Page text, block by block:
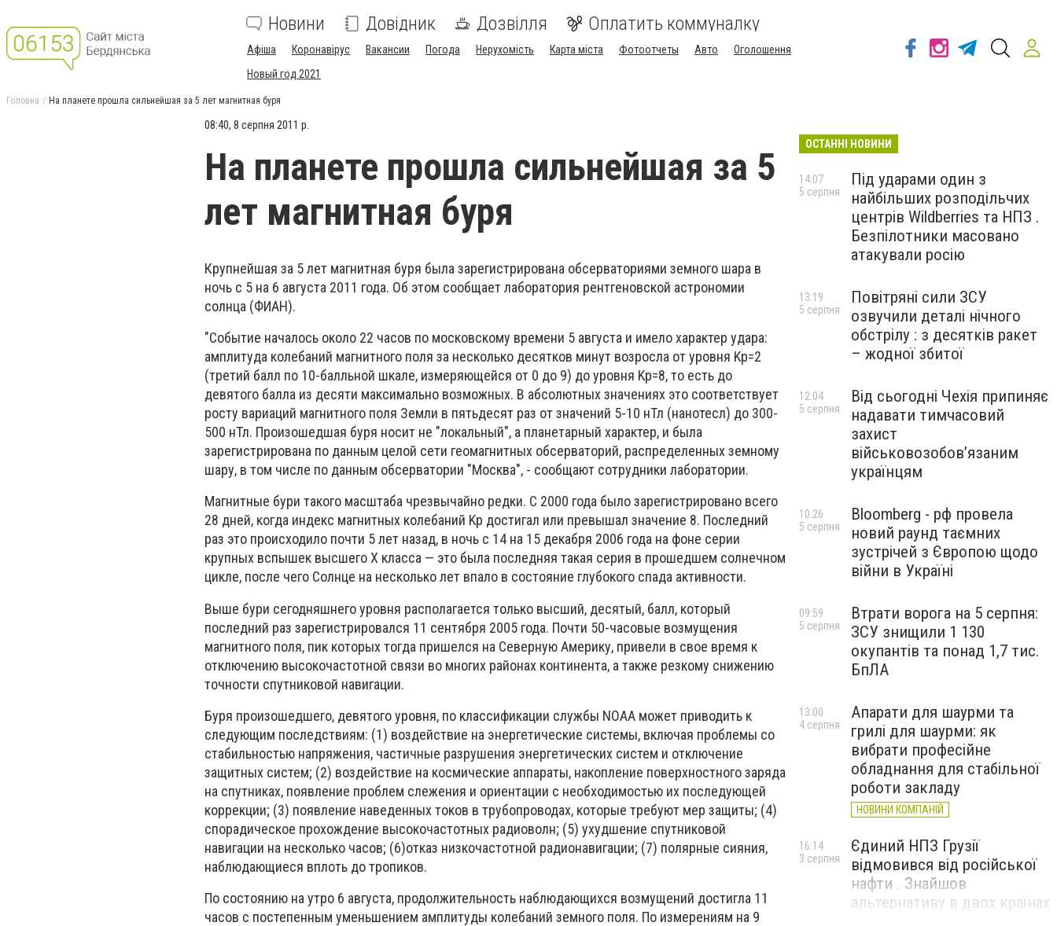
Новини Довідник Дозвілля Оплатить коммуналку
Афіша Коронавірус Вакансии Погода Нерухомість Карта міста Фотоотчеты Авто
Оголошення
Новый год 2021
Головна На планете прошла сильнейшая за 5 лет магнитная буря
08:40, 8 серпня 2011 р.
На планете прошла сильнейшая за 5
лет магнитная буря
Крупнейшая за 5 лет магнитная буря была зарегистрирована обсерваториями земного шара в
ночь с 5 на 6 августа 2011 года. Об этом сообщает лаборатория рентгеновской астрономии
солнца (ФИАН).
"Событие началось около 22 часов по московскому времени 5 августа и имело характер удара:
амплитуда колебаний магнитного поля за несколько десятков минут возросла от уровня Kp=2
(третий балл по 10-балльной шкале, измеряющейся от 0 до 9) до уровня Kp=8, то есть до
девятого балла из десяти максимально возможных. В абсолютных значениях это соответствует
росту вариаций магнитного поля Земли в пятьдесят раз от значений 5-10 нТл (нанотесл) до 300-
500 нТл. Произошедшая буря носит не "локальный", а планетарный характер, и была
зарегистрирована по данным целой сети геомагнитных обсерваторий, распределенных земному
шару, в том числе по данным обсерватории "Москва" , - сообщают сотрудники лаборатории.
Магнитные бури такого масштаба чрезвычайно редки. С 2000 года было зарегистрировано всего
28 дней, когда индекс магнитных колебаний Kp достигал или превышал значение 8. Последний
раз это происходило почти 5 лет назад, в ночь с 14 на 15 декабря 2006 года на фоне серии
крупных вспышек высшего X класса — это была последняя такая серия в прошедшем солнечном
цикле, после чего Солнце на несколько лет впало в состояние глубокого спада активности.
Выше бури сегодняшнего уровня располагается только высший, десятый, балл, который
последний раз зарегистрировался 11 сентября 2005 года. Почти 50-часовые возмущения
магнитного поля, пик которых тогда пришелся на Северную Америку, привели в свое время к
отключению высокочастотной связи во многих районах континента, а также резкому снижению
точности спутниковой навигации.
Буря произошедшего, девятого уровня, по классификации службы NOAA может приводить к
следующим последствиям: (1) воздействие на энергетические системы, включая проблемы со
стабильностью напряжения, частичные разрушения энергетических систем и отключение
защитных систем; (2) воздействие на космические аппараты, накопление поверхностного заряда
на спутниках, появление проблем слежения и ориентации с необходимостью их последующей
коррекции; (3) появление наведенных токов в трубопроводах, которые требуют мер защиты; (4)
спорадическое прохождение высокочастотных радиоволн; (5) ухудшение спутниковой
навигации на несколько часов; (6)отказ низкочастотной радионавигации; (7) полярные сияния,
наблюдающиеся вплоть до тропиков.
По состоянию на утро 6 августа, продолжительность наблюдающихся возмущений достигла 11
часов с постепенным уменьшением амплитуды колебаний земного поля. По измерениям на 9
ОСТАННІ НОВИНИ
Під ударами один з
найбільших розподільчих
центрів Wildberries та НПЗ .
Безпілотники масовано
атакували росію
14:07
5 серпня
Повітряні сили ЗСУ
озвучили деталі нічного
обстрілу : з десятків ракет
– жодної збитої
13:19
5 серпня
Від сьогодні Чехія припиняє
надавати тимчасовий
захист
військовозобов’язаним
українцям
12:04
5 серпня
Bloomberg - рф провела
новий раунд таємних
зустрічей з Європою щодо
війни в Україні
10:26
5 серпня
Втрати ворога на 5 серпня:
ЗСУ знищили 1 130
окупантів та понад 1,7 тис.
БпЛА
09:59
5 серпня
Апарати для шаурми та
грилі для шаурми: як
вибрати професійне
обладнання для стабільної
роботи закладу
НОВИНИ КОМПАНІЙ
13:00
4 серпня
Єдиний НПЗ Грузії
відмовився від російської
нафти . Знайшов
альтернативу в двох країнах
16:14
3 серпня